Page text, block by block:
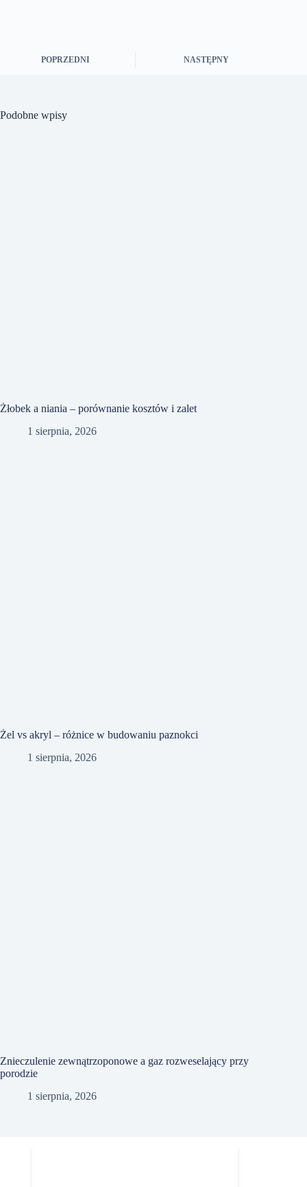
POPRZEDNI NASTĘPNY
Podobne wpisy
Żłobek a niania – porównanie kosztów i zalet
1 sierpnia, 2026
Żel vs akryl – różnice w budowaniu paznokci
1 sierpnia, 2026
Znieczulenie zewnątrzoponowe a gaz rozweselający przy
porodzie
1 sierpnia, 2026